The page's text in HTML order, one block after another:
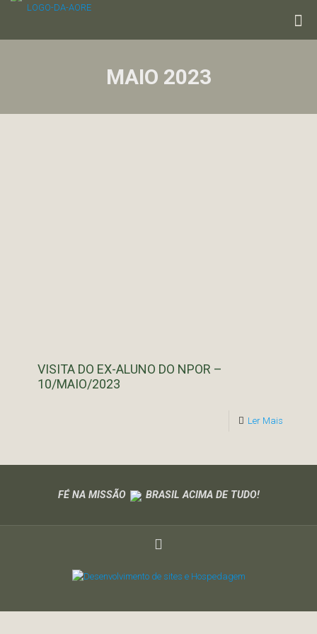
MAIO 2023
VISITA DO EX-ALUNO DO NPOR –
10/MAIO/2023
Ler Mais
FÉ NA MISSÃO BRASIL ACIMA DE TUDO!